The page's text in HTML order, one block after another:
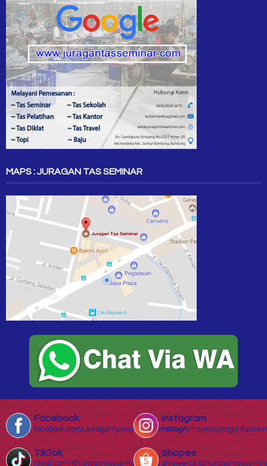
MAPS : JURAGAN TAS SEMINAR
Facebook
facebook.com/Juragantasseminarbandung/
Instagram
instagram.com/
TikTok
tiktok.com/@juragantasseminar.com
Shopee
shopee.co.id/